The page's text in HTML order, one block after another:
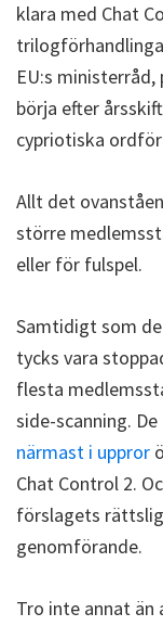
klara med Chat
EU:s
börja efter
cypriotiska
Allt det
större
eller för fulspel.
Samtidigt som
tycks vara
flesta
side-scanning.
närmast i uppror
Chat Control 2.
förslagets
genomförande.
Tro inte annat